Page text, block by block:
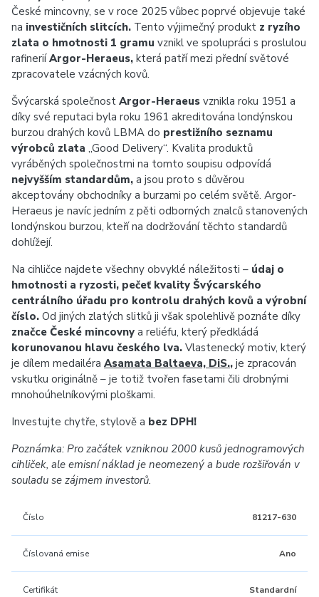
České mincovny, se v roce 2025 vůbec poprvé objevuje také
na investičních slitcích. Tento výjimečný produkt z ryzího
zlata o hmotnosti 1 gramu vznikl ve spolupráci s proslulou
rafineriíArgor-Heraeus, která patří mezi přední světové
zpracovatele vzácných kovů.
Švýcarská společnost Argor-Heraeus vznikla roku 1951 a
díky své reputaci byla roku 1961 akreditována londýnskou
burzou drahých kovů LBMA do prestižního seznamu
výrobců zlata „Good Delivery“. Kvalita produktů
vyráběných společnostmi na tomto soupisu odpovídá
nejvyšším standardům, a jsou proto s důvěrou
akceptovány obchodníky a burzami po celém světě. Argor-
Heraeus je navíc jedním z pěti odborných znalců stanovených
londýnskou burzou, kteří na dodržování těchto standardů
dohlížejí.
Na cihličce najdete všechny obvyklé náležitosti – údaj o
hmotnosti a ryzosti, pečeť kvality Švýcarského
centrálního úřadu pro kontrolu drahých kovů a výrobní
číslo. Od jiných zlatých slitků ji však spolehlivě poznáte díky
značce České mincovny a reliéfu, který předkládá
korunovanou hlavu českého lva. Vlastenecký motiv, který
je dílem medailéra Asamata Baltaeva, DiS., je zpracován
vskutku originálně – je totiž tvořen fasetami čili drobnými
mnohoúhelníkovými ploškami.
Investujte chytře, stylově a bez DPH!
Poznámka: Pro začátek vzniknou 2000 kusů jednogramových
cihliček, ale emisní náklad je neomezený a bude rozšiřován v
souladu se zájmem investorů.
Číslo 81217-630
Číslovaná emise Ano
Certifikát Standardní